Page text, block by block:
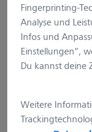
Artikelnr.: 420650-
(nicht mehr lieferbar)
Beschreibung
In den Warenkorb
Fingerprinting-
Analyse und
Infos und
Einstellungen“,
Du kannst deine
Weitere